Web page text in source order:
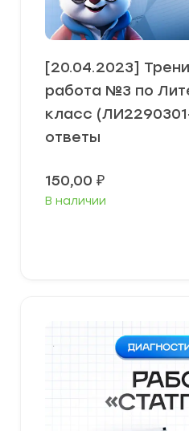
[20.04.2023]
работа №3 по
класс
ответы
150,00 ₽
В наличии